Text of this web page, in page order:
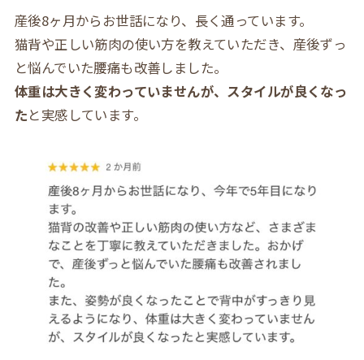
産後8ヶ月からお世話になり、長く通っています。
猫背や正しい筋肉の使い方を教えていただき、産後ずっ
と悩んでいた腰痛も改善しました。
体重は大きく変わっていませんが、スタイルが良くなっ
たと実感しています。